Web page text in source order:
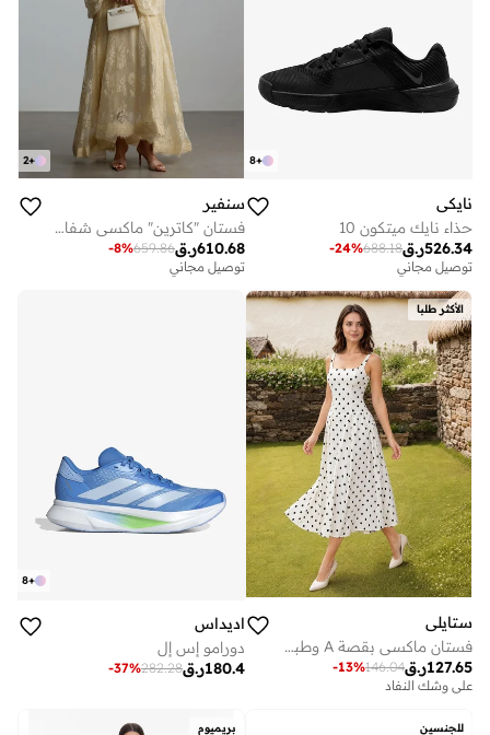
+
8
نايكي
حذاء نايك ميتكون 10
ر.ق526.34
688.18
-24%
توصيل مجاني
+
2
سنفير
فستان "كاترين" ماكسي شفاف من الدانتيل بنقشة الزهور
ر.ق610.68
659.86
-8%
توصيل مجاني
الأكثر طلبا
ستايلي
فستان ماكسي بقصة A وطبعة نقاط - أوف وايت
ر.ق127.65
146.04
-13%
على وشك النفاد
+
8
اديداس
دورامو إس إل
ر.ق180.4
282.28
-37%
للجنسين بريميوم